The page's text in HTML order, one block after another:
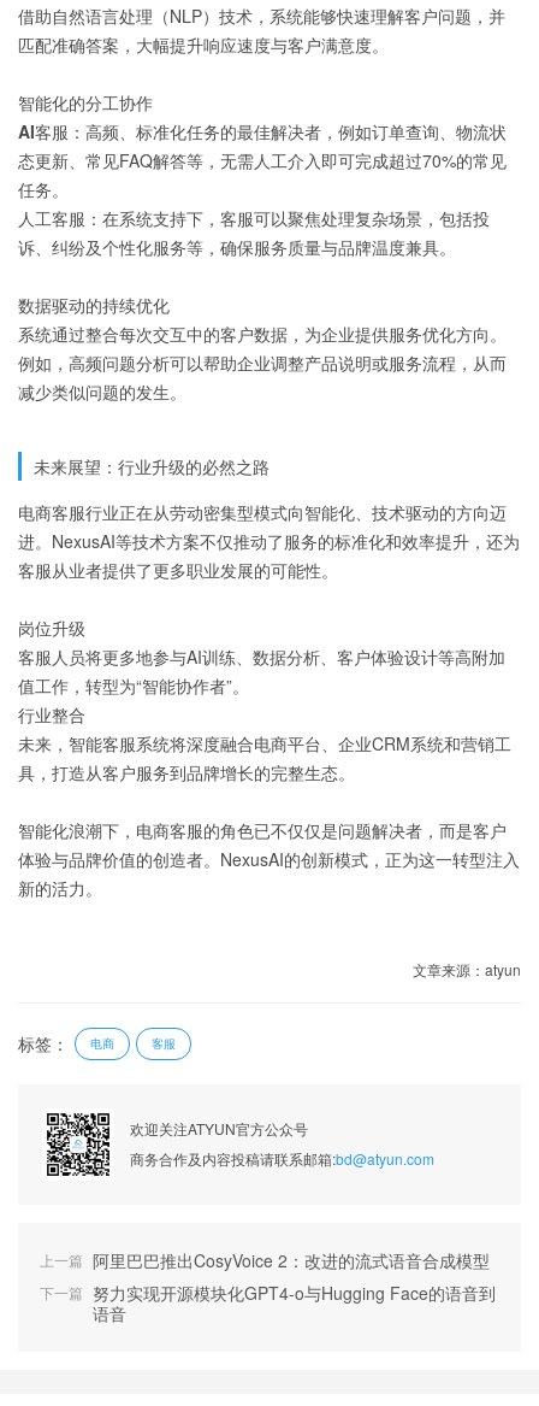
借助自然语言处理（NLP）技术，系统能够快速理解客户问题，并
匹配准确答案，大幅提升响应速度与客户满意度。
智能化的分工协作
AI客服 ：高频、标准化任务的最佳解决者，例如订单查询、物流状
态更新、常见FAQ解答等，无需人工介入即可完成超过70%的常见
任务。
人工客服 ：在系统支持下，客服可以聚焦处理复杂场景，包括投
诉、纠纷及个性化服务等，确保服务质量与品牌温度兼具。
数据驱动的持续优化
系统通过整合每次交互中的客户数据，为企业提供服务优化方向。
例如，高频问题分析可以帮助企业调整产品说明或服务流程，从而
减少类似问题的发生。
未来展望：行业升级的必然之路
电商客服行业正在从劳动密集型模式向智能化、技术驱动的方向迈
进。NexusAI等技术方案不仅推动了服务的标准化和效率提升，还为
客服从业者提供了更多职业发展的可能性。
岗位升级
客服人员将更多地参与AI训练、数据分析、客户体验设计等高附加
值工作，转型为“智能协作者”。
行业整合
未来，智能客服系统将深度融合电商平台、企业CRM系统和营销工
具，打造从客户服务到品牌增长的完整生态。
智能化浪潮下，电商客服的角色已不仅仅是问题解决者，而是客户
体验与品牌价值的创造者。NexusAI的创新模式，正为这一转型注入
新的活力。
文章来源：atyun
标签： 电商 客服
欢迎关注ATYUN官方公众号
商务合作及内容投稿请联系邮箱:bd@atyun.com
上一篇 阿里巴巴推出CosyVoice 2：改进的流式语音合成模型
下一篇 努力实现开源模块化GPT4-o与Hugging Face的语音到
语音